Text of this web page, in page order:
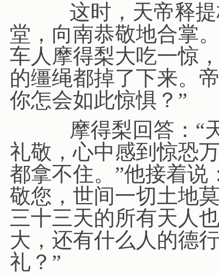
这时，天帝释提
堂，向南恭敬地合掌
车人摩得梨大吃一惊
的缰绳都掉了下来。
你怎会如此惊惧？”
摩得梨回答：“天
礼敬，心中感到惊恐
都拿不住。”他接着说
敬您，世间一切土地
三十三天的所有天人
大，还有什么人的德
礼？”